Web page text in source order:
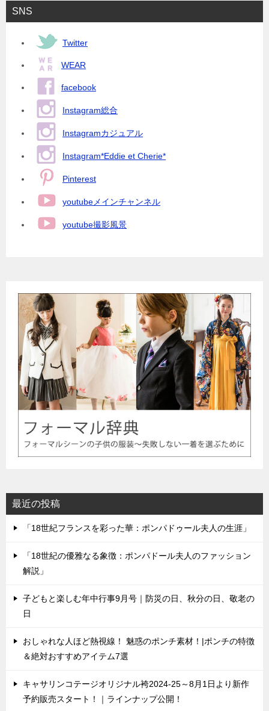
SNS
Twitter
WEAR
facebook
Instagram総合
Instagramカジュアル
Instagram*Eddie et Cherie*
Pinterest
youtubeメインチャンネル
youtube撮影風景
最近の投稿
「18世紀フランスを彩った華：ポンパドゥール夫人の生涯」
「18世紀の優雅なる象徴：ポンパドール夫人のファッション
解説」
子どもと楽しむ年中行事9月号｜防災の日、秋分の日、敬老の
日
おしゃれな人ほど熱視線！ 魅惑のポンチ素材！|ポンチの特徴
＆絶対おすすめアイテム7選
キャサリンコテージオリジナル袴2024-25～8月1日より新作
予約販売スタート！｜ラインナップ公開！